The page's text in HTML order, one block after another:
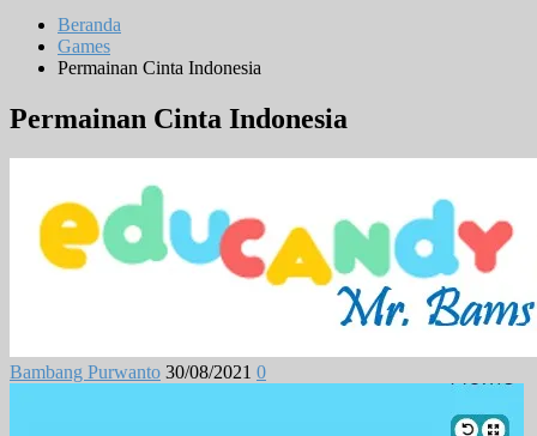
Beranda
Games
Permainan Cinta Indonesia
Permainan Cinta Indonesia
Bambang Purwanto 30/08/2021 0